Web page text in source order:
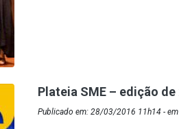
Plateia SME – edição
Publicado em: 28/03/2016 11h14 - em